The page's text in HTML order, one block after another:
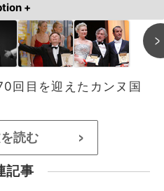
+
回目を迎えたカンヌ国
読む >
記事